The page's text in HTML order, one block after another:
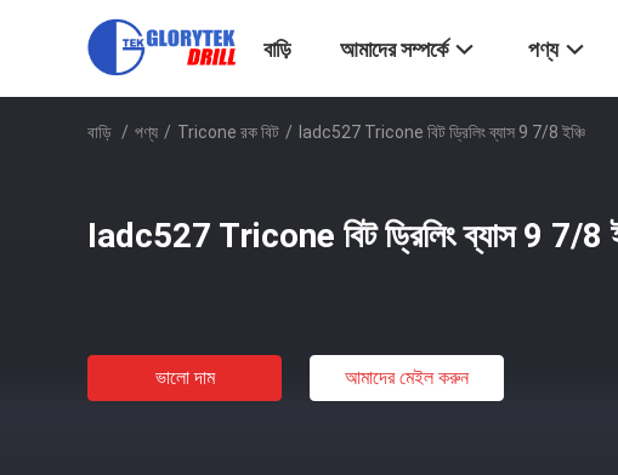
বাড়ি আমাদের সম্পর্কে পণ্য
বাড়ি / পণ্য / Tricone রক বিট / Iadc527 Tricone বিট ড্রিলিং ব্যাস 9 7/8 ইঞ্চি
Iadc527 Tricone বিট ড্রিলিং ব্যাস 9 7/8
ভালো দাম আমাদের মেইল ​​করুন